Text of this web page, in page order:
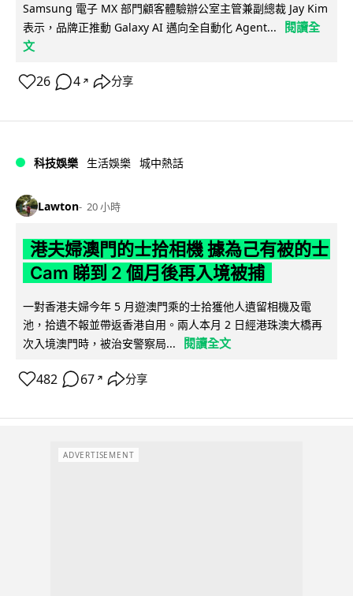
Samsung 電子 MX 部門顧客體驗辦公室主管兼副總裁 Jay Kim
表示，品牌正推動 Galaxy AI 邁向全自動化 Agent...
閱讀全
文
26 4 ↗ 分享
科技娛樂 生活娛樂 城中熱話
Lawton 20 小時
港夫婦澳門的士拾相機 據為己有被的士
Cam 睇到 2 個月後再入境被捕
一對香港夫婦今年 5 月遊澳門乘的士拾獲他人遺留相機及電
池，拾遺不報並帶返香港自用。兩人本月 2 日經港珠澳大橋再
次入境澳門時，被治安警察局...
閱讀全文
482 67 ↗ 分享
ADVERTISEMENT